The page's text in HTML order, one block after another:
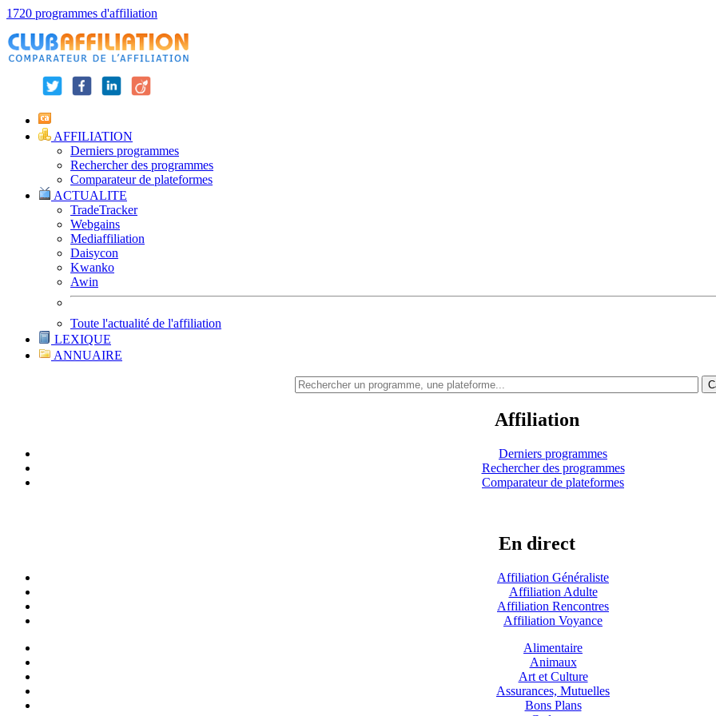
1720 programmes d'affiliation
AFFILIATION
Derniers programmes
Rechercher des programmes
Comparateur de plateformes
ACTUALITE
TradeTracker
Webgains
Mediaffiliation
Daisycon
Kwanko
Awin
Toute l'actualité de l'affiliation
LEXIQUE
ANNUAIRE
Affiliation
Derniers programmes
Rechercher des programmes
Comparateur de plateformes
En direct
Affiliation Généraliste
Affiliation Adulte
Affiliation Rencontres
Affiliation Voyance
Alimentaire
Animaux
Art et Culture
Assurances, Mutuelles
Bons Plans